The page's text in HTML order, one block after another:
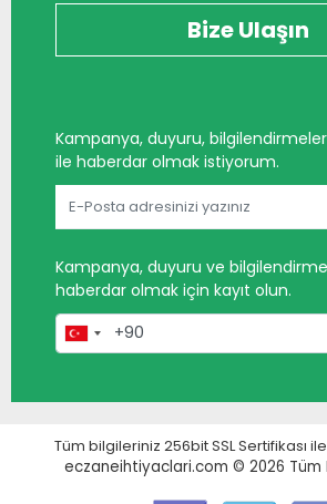
Bize Ulaşın
Kampanya, duyuru,
ile haberdar olmak istiyorum.
Kampanya, duyuru ve
haberdar olmak için kayıt olun.
Tüm bilgileriniz 256bit SSL Sertifikası
eczaneihtiyaclari.com © 2026 Tüm